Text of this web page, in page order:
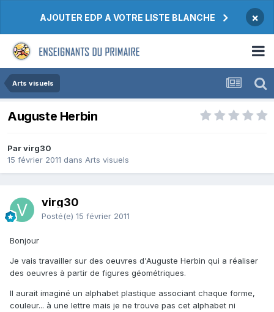
AJOUTER EDP A VOTRE LISTE BLANCHE ×
Arts visuels
Auguste Herbin
Par virg30
15 février 2011 dans Arts visuels
virg30
Posté(e) 15 février 2011
Bonjour
Je vais travailler sur des oeuvres d'Auguste Herbin qui a réaliser
des oeuvres à partir de figures géométriques.
Il aurait imaginé un alphabet plastique associant chaque forme,
couleur... à une lettre mais je ne trouve pas cet alphabet ni